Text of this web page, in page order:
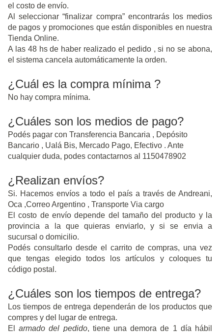
el costo de envío.
Al seleccionar “finalizar compra” encontrarás los medios
de pagos y promociones que están disponibles en nuestra
Tienda Online.
A las 48 hs de haber realizado el pedido , si no se abona,
el sistema cancela automáticamente la orden.
¿Cuál es la compra mínima ?
No hay compra mínima.
¿Cuáles son los medios de pago?
Podés pagar con Transferencia Bancaria , Depósito
Bancario , Ualá Bis, Mercado Pago, Efectivo . Ante
cualquier duda, podes contactarnos al 1150478902
¿Realizan envíos?
Si. Hacemos envíos a todo el país a través de Andreani,
Oca ,Correo Argentino , Transporte Via cargo
El costo de envío depende del tamaño del producto y la
provincia a la que quieras enviarlo, y si se envia a
sucursal o domicilio.
Podés consultarlo desde el carrito de compras, una vez
que tengas elegido todos los artículos y coloques tu
código postal.
¿Cuáles son los tiempos de entrega?
Los tiempos de entrega dependerán de los productos que
compres y del lugar de entrega.
Elarmado del pedido, tiene una demora de 1 día hábil